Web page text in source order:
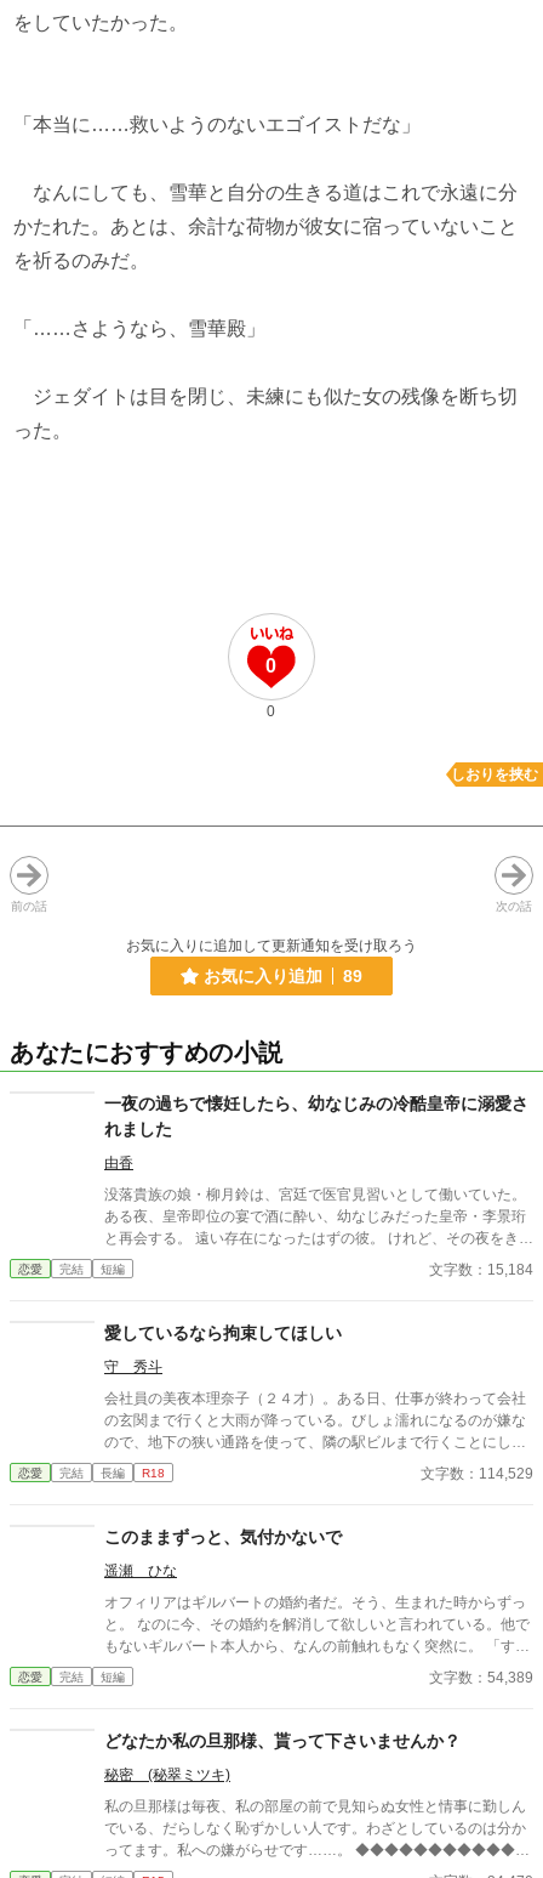
をしていたかった。
「本当に……救いようのないエゴイストだな」
なんにしても、雪華と自分の生きる道はこれで永遠に分
かたれた。あとは、余計な荷物が彼女に宿っていないこと
を祈るのみだ。
「……さようなら、雪華殿」
ジェダイトは目を閉じ、未練にも似た女の残像を断ち切
った。
0
0
しおりを挟む
前の話 次の話
お気に入りに追加して更新通知を受け取ろう
お気に入り追加 89
あなたにおすすめの小説
一夜の過ちで懐妊したら、幼なじみの冷酷皇帝に溺愛さ
れました
由香
没落貴族の娘・柳月鈴は、宮廷で医官見習いとして働いていた。
ある夜、皇帝即位の宴で酒に酔い、幼なじみだった皇帝・李景珩
と再会する。 遠い存在になったはずの彼。 けれど、その夜をきっ
かけに月鈴の運命は大きく動き出す。 冷酷と恐れられる皇帝が、
なぜか彼女だけには甘すぎて――。
恋愛 完結 短編 文字数：15,184
愛しているなら拘束してほしい
守 秀斗
会社員の美夜本理奈子（２４才）。ある日、仕事が終わって会社
の玄関まで行くと大雨が降っている。びしょ濡れになるのが嫌な
ので、地下の狭い通路を使って、隣の駅ビルまで行くことにし
た。すると、途中の部屋でいかがわしい行為をしている二人の男
女を見てしまうのだが……。
恋愛 完結 長編 R18 文字数：114,529
このままずっと、気付かないで
遥瀬 ひな
オフィリアはギルバートの婚約者だ。そう、生まれた時からずっ
と。 なのに今、その婚約を解消して欲しいと言われている。他で
もないギルバート本人から、なんの前触れもなく突然に。 「すま
ない、オフィリア。」 「畏まりました、王太子殿下。」 そう答え
るしかない、わたくし。それ以外の答えなど求められてはいない
恋愛 完結 短編 文字数：54,389
どなたか私の旦那様、貰って下さいませんか？
秘密 (秘翠ミツキ)
私の旦那様は毎夜、私の部屋の前で見知らぬ女性と情事に勤しん
でいる、だらしなく恥ずかしい人です。わざとしているのは分か
ってます。私への嫌がらせです……。 ◆◆◆◆◆◆◆◆◆◆◆◆
◆◆◆◆◆◆◆◆◆◆◆ 政略結婚で、離縁出来ないけど離縁した